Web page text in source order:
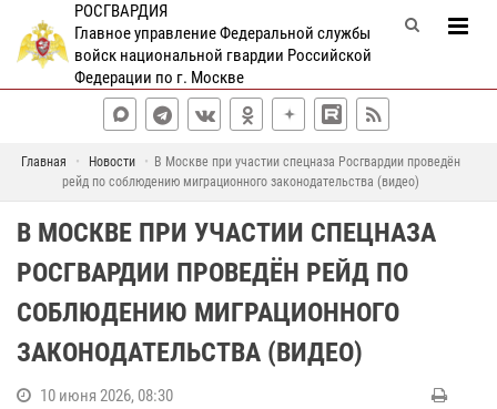
РОСГВАРДИЯ
Главное управление Федеральной службы
войск национальной гвардии Российской
Федерации по г. Москве
Главная Новости
В Москве при участии спецназа Росгвардии проведён
рейд по соблюдению миграционного законодательства (видео)
В МОСКВЕ ПРИ УЧАСТИИ СПЕЦНАЗА
РОСГВАРДИИ ПРОВЕДЁН РЕЙД ПО
СОБЛЮДЕНИЮ МИГРАЦИОННОГО
ЗАКОНОДАТЕЛЬСТВА (ВИДЕО)
10 июня 2026, 08:30